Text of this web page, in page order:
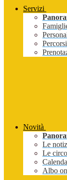
Servizi
Novità
Le
Le
Albo